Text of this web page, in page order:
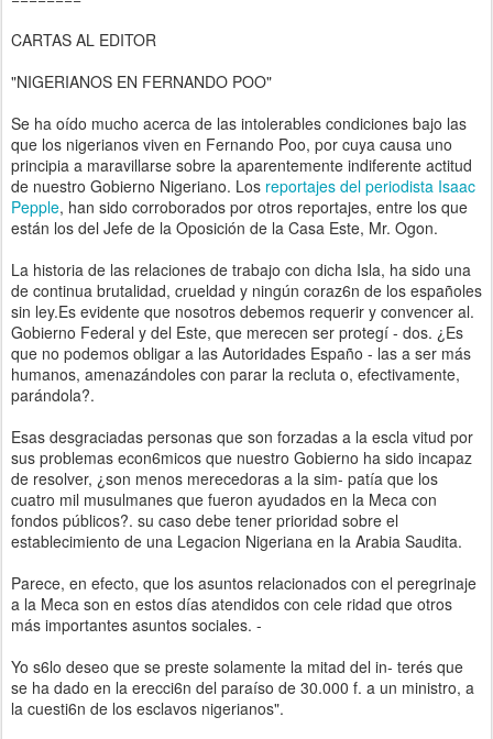
CARTAS AL EDITOR
"NIGERIANOS EN FERNANDO POO"
Se ha oído mucho acerca de las intolerables condiciones bajo las
que los nigerianos viven en Fernando Poo, por cuya causa uno
principia a maravillarse sobre la aparentemente indiferente actitud
de nuestro Gobierno Nigeriano. Los reportajes del periodista Isaac
Pepple, han sido corroborados por otros reportajes, entre los que
están los del Jefe de la Oposición de la Casa Este, Mr. Ogon.
La historia de las relaciones de trabajo con dicha Isla, ha sido una
de continua brutalidad, crueldad y ningún coraz6n de los españoles
sin ley.Es evidente que nosotros debemos requerir y convencer al.
Gobierno Federal y del Este, que merecen ser protegí - dos. ¿Es
que no podemos obligar a las Autoridades Españo - las a ser más
humanos, amenazándoles con parar la recluta o, efectivamente,
parándola?.
Esas desgraciadas personas que son forzadas a la escla vitud por
sus problemas econ6micos que nuestro Gobierno ha sido incapaz
de resolver, ¿son menos merecedoras a la sim- patía que los
cuatro mil musulmanes que fueron ayudados en la Meca con
fondos públicos?. su caso debe tener prioridad sobre el
establecimiento de una Legacion Nigeriana en la Arabia Saudita.
Parece, en efecto, que los asuntos relacionados con el peregrinaje
a la Meca son en estos días atendidos con cele ridad que otros
más importantes asuntos sociales. -
Yo s6lo deseo que se preste solamente la mitad del in- terés que
se ha dado en la erecci6n del paraíso de 30.000 f. a un ministro, a
la cuesti6n de los esclavos nigerianos".